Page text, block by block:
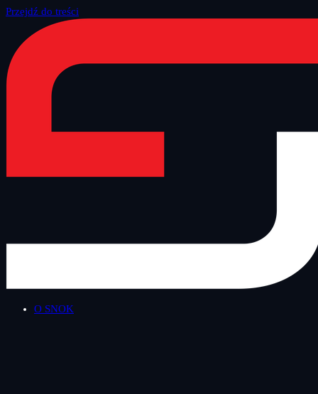
Przejdź do treści
O SNOK
Strona główna